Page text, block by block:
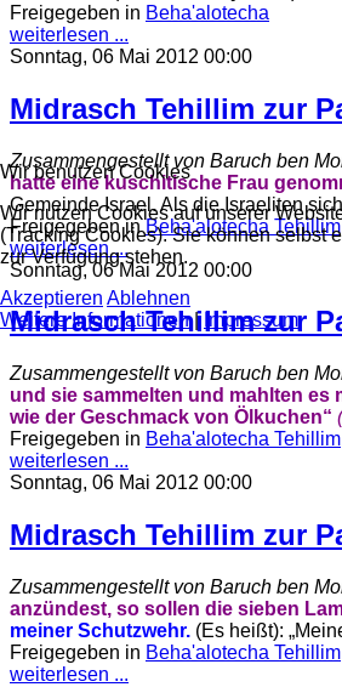
Freigegeben in Beha'alotecha
weiterlesen ...
Sonntag, 06 Mai 2012 00:00
Midrasch Tehillim zur
Zusammengestellt von Baruch ben
hatte eine kuschitische Frau
Gemeinde Israel. Als die Israeliten
Freigegeben in Beha'alotecha Tehillim
weiterlesen ...
Sonntag, 06 Mai 2012 00:00
Midrasch Tehillim zur
Zusammengestellt von Baruch ben
und sie sammelten und mahlten
wie der Geschmack von Ölkuchen“
Freigegeben in Beha'alotecha Tehillim
weiterlesen ...
Sonntag, 06 Mai 2012 00:00
Midrasch Tehillim zur
Zusammengestellt von Baruch ben
anzündest, so sollen die sieben
meiner Schutzwehr. (Es heißt):
Freigegeben in Beha'alotecha Tehillim
weiterlesen ...
Wir benutzen Cookies
Wir nutzen Cookies auf unserer
(Tracking Cookies). Sie können selbst
zur Verfügung stehen.
Akzeptieren Ablehnen
Weitere Informationen| Impressum